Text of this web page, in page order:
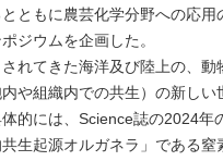
ともに農芸化学分野への応
ジウムを企画した。
れてきた海洋及び陸上の、
や組織内での共生）の新し
的には、Science誌の2024
生起源オルガネラ」である